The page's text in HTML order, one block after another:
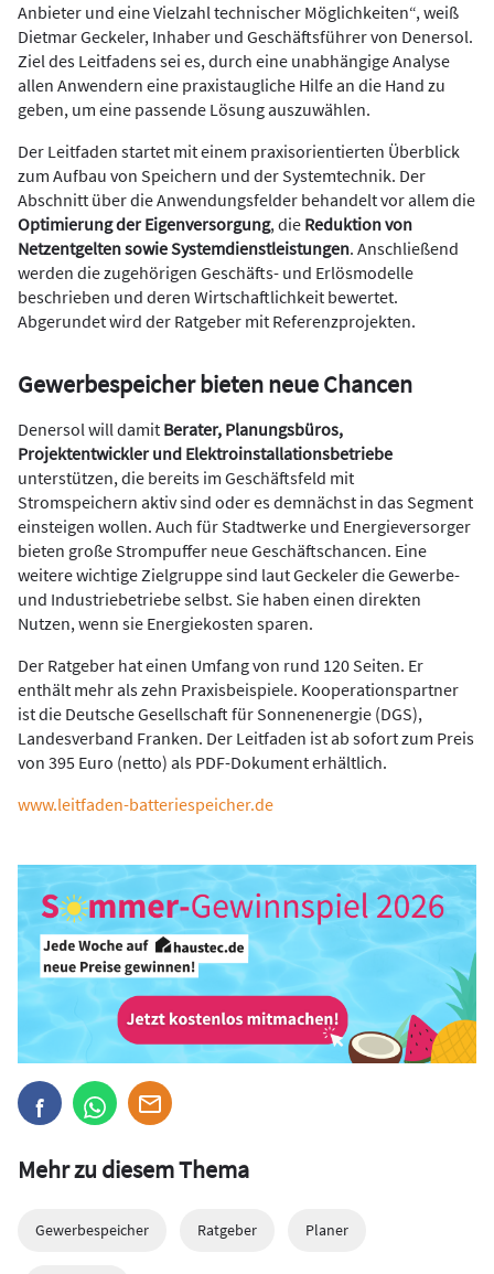
Anbieter und eine Vielzahl technischer Möglichkeiten“, weiß
Dietmar Geckeler, Inhaber und Geschäftsführer von Denersol.
Ziel des Leitfadens sei es, durch eine unabhängige Analyse
allen Anwendern eine praxistaugliche Hilfe an die Hand zu
geben, um eine passende Lösung auszuwählen.
Der Leitfaden startet mit einem praxisorientierten Überblick
zum Aufbau von Speichern und der Systemtechnik. Der
Abschnitt über die Anwendungsfelder behandelt vor allem die
Optimierung der Eigenversorgung, die Reduktion von
Netzentgeltensowie Systemdienstleistungen. Anschließend
werden die zugehörigen Geschäfts- und Erlösmodelle
beschrieben und deren Wirtschaftlichkeit bewertet.
Abgerundet wird der Ratgeber mit Referenzprojekten.
Gewerbespeicher bieten neue Chancen
Denersol will damit Berater, Planungsbüros,
Projektentwickler und Elektroinstallationsbetriebe
unterstützen, die bereits im Geschäftsfeld mit
Stromspeichern aktiv sind oder es demnächst in das Segment
einsteigen wollen. Auch für Stadtwerke und Energieversorger
bieten große Strompuffer neue Geschäftschancen. Eine
weitere wichtige Zielgruppe sind laut Geckeler die Gewerbe-
und Industriebetriebe selbst. Sie haben einen direkten
Nutzen, wenn sie Energiekosten sparen.
Der Ratgeber hat einen Umfang von rund 120 Seiten. Er
enthält mehr als zehn Praxisbeispiele. Kooperationspartner
ist die Deutsche Gesellschaft für Sonnenenergie (DGS),
Landesverband Franken. Der Leitfaden ist ab sofort zum Preis
von 395 Euro (netto) als PDF-Dokument erhältlich.
www.leitfaden-batteriespeicher.de
Mehr zu diesem Thema
Gewerbespeicher Ratgeber Planer